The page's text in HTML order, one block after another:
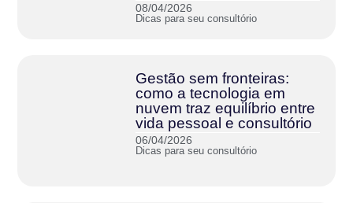
08/04/2026
Dicas para seu consultório
Gestão sem fronteiras:
como a tecnologia em
nuvem traz equilíbrio entre
vida pessoal e consultório
06/04/2026
Dicas para seu consultório